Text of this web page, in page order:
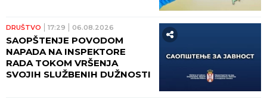
DRUŠTVO 17:29 06.08.2026
SAOPŠTENJE POVODOM
NAPADA NA INSPEKTORE
RADA TOKOM VRŠENJA
SVOJIH SLUŽBENIH DUŽNOSTI